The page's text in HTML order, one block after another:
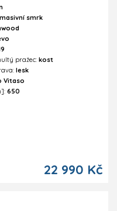
masivní smrk
pražec:kost
lesk
Vitaso
650
22 990 Kč